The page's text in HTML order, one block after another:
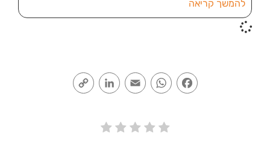
להמשך קריאה
Facebook
WhatsApp
Email
LinkedIn